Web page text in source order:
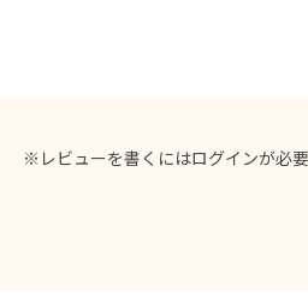
※レビューを書くにはログインが必要